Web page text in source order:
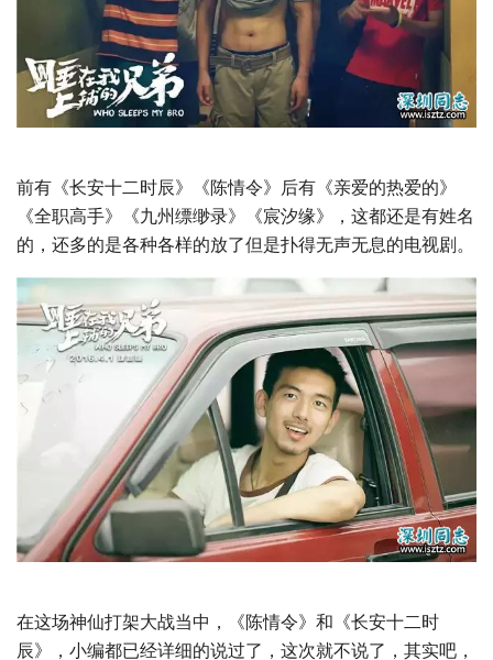
前有《长安十二时辰》《陈情令》后有《亲爱的热爱的》
《全职高手》《九州缥缈录》《宸汐缘》，这都还是有姓名
的，还多的是各种各样的放了但是扑得无声无息的电视剧。
在这场神仙打架大战当中，《陈情令》和《长安十二时
辰》，小编都已经详细的说过了，这次就不说了，其实吧，